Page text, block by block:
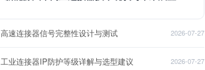
高速连接器信号完整性设计与测试 2026-07-27
工业连接器IP防护等级详解与选型建议 2026-07-27